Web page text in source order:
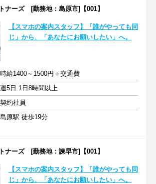
ナーズ [勤務地：島原市]【001】
【スマホの案内スタッフ】「誰がやっても同
じ」から、「あなたにお願いしたい」へ。
時給1400～1500円＋交通費
週5日 1日8時間以上
契約社員
島原駅 徒歩19分
ナーズ [勤務地：諫早市]【001】
【スマホの案内スタッフ】「誰がやっても同
じ」から、「あなたにお願いしたい」へ。